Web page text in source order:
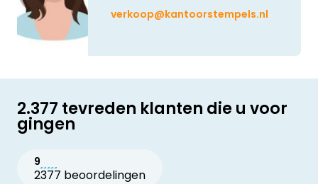
verkoop@kantoorstempels.nl
2.377 tevreden klanten die u voor
gingen
9
2377 beoordelingen